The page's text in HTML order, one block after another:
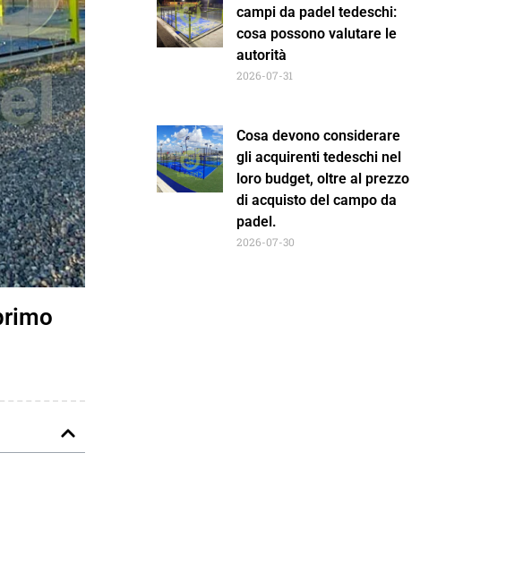
campi da padel tedeschi:
cosa possono valutare le
autorità
2026-07-31
Cosa devono considerare
gli acquirenti tedeschi nel
loro budget, oltre al prezzo
di acquisto del campo da
padel.
2026-07-30